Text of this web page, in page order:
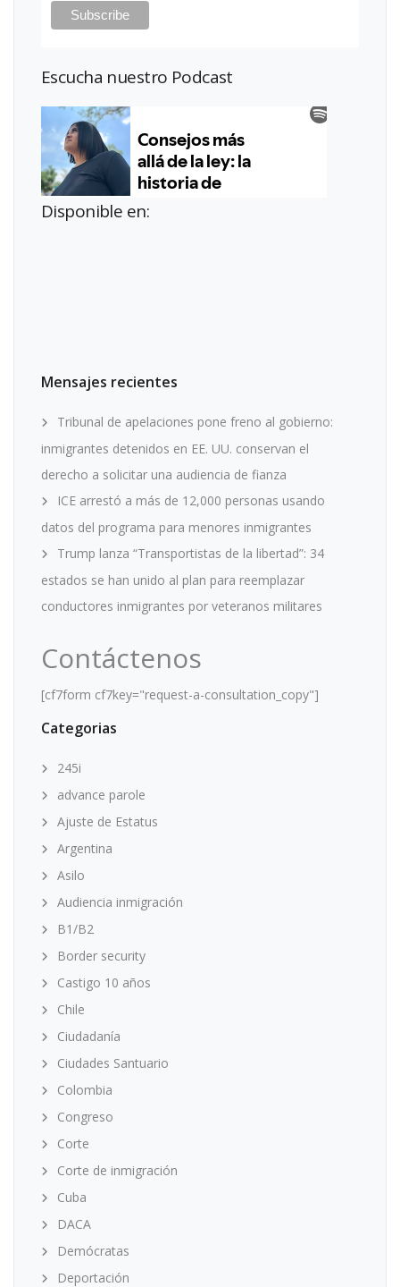
Escucha nuestro Podcast
Disponible en:
Mensajes recientes
Tribunal de apelaciones pone freno al gobierno:
inmigrantes detenidos en EE. UU. conservan el
derecho a solicitar una audiencia de fianza
ICE arrestó a más de 12,000 personas usando
datos del programa para menores inmigrantes
Trump lanza “Transportistas de la libertad”: 34
estados se han unido al plan para reemplazar
conductores inmigrantes por veteranos militares
Contáctenos
[cf7form cf7key="request-a-consultation_copy"]
Categorias
245i
advance parole
Ajuste de Estatus
Argentina
Asilo
Audiencia inmigración
B1/B2
Border security
Castigo 10 años
Chile
Ciudadanía
Ciudades Santuario
Colombia
Congreso
Corte
Corte de inmigración
Cuba
DACA
Demócratas
Deportación